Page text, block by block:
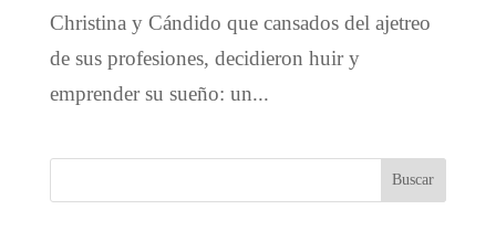
Christina y Cándido que cansados del ajetreo
de sus profesiones, decidieron huir y
emprender su sueño: un...